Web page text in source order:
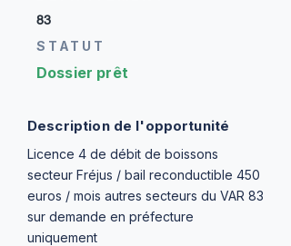
83
STATUT
Dossier prêt
Description de l'opportunité
Licence 4 de débit de boissons
secteur Fréjus / bail reconductible 450
euros / mois autres secteurs du VAR 83
sur demande en préfecture
uniquement